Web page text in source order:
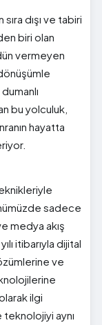
dışı ve tabiri
biri olan
vermeyen
bu yolculuk,
hayatta
sadece
medya akış
itibarıyla dijital
ve
ilgi
aynı